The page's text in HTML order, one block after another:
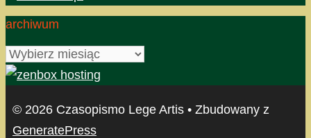
archiwum
archiwum
© 2026 Czasopismo Lege Artis • Zbudowany z
GeneratePress